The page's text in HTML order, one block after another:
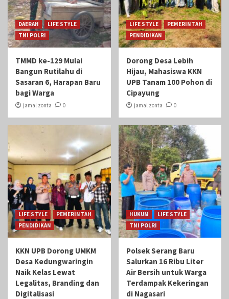
DAERAH
LIFE STYLE
TNI POLRI
TMMD ke-129 Mulai
Bangun Rutilahu di
Sasaran 6, Harapan Baru
bagi Warga
jamal zonta 0
LIFE STYLE
PEMERINTAH
PENDIDIKAN
Dorong Desa Lebih
Hijau, Mahasiswa KKN
UPB Tanam 100 Pohon di
Cipayung
jamal zonta 0
LIFE STYLE
PEMERINTAH
PENDIDIKAN
KKN UPB Dorong UMKM
Desa Kedungwaringin
Naik Kelas Lewat
Legalitas, Branding dan
Digitalisasi
HUKUM
LIFE STYLE
TNI POLRI
Polsek Serang Baru
Salurkan 16 Ribu Liter
Air Bersih untuk Warga
Terdampak Kekeringan
di Nagasari